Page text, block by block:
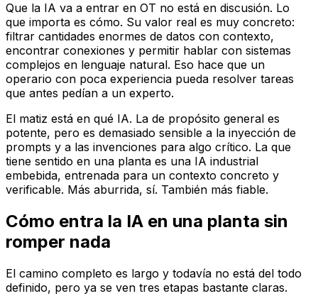
Que la IA va a entrar en OT no está en discusión. Lo
que importa es cómo. Su valor real es muy concreto:
filtrar cantidades enormes de datos con contexto,
encontrar conexiones y permitir hablar con sistemas
complejos en lenguaje natural. Eso hace que un
operario con poca experiencia pueda resolver tareas
que antes pedían a un experto.
El matiz está en qué IA. La de propósito general es
potente, pero es demasiado sensible a la inyección de
prompts y a las invenciones para algo crítico. La que
tiene sentido en una planta es una IA industrial
embebida, entrenada para un contexto concreto y
verificable. Más aburrida, sí. También más fiable.
Cómo entra la IA en una planta sin
romper nada
El camino completo es largo y todavía no está del todo
definido, pero ya se ven tres etapas bastante claras.